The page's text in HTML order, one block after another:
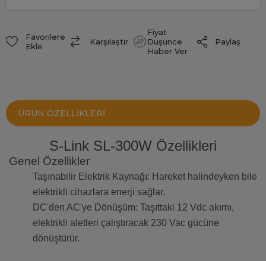
Favorilere
Ekle
Karşılaştır
Fiyat
Düşünce
Haber Ver
Paylaş
ÜRÜN ÖZELLIKLERI
S-Link SL-300W Özellikleri
Genel Özellikler
Taşınabilir Elektrik Kaynağı: Hareket halindeyken bile
elektrikli cihazlara enerji sağlar.
DC'den AC'ye Dönüşüm: Taşıttaki 12 Vdc akımı,
elektrikli aletleri çalıştıracak 230 Vac gücüne
dönüştürür.